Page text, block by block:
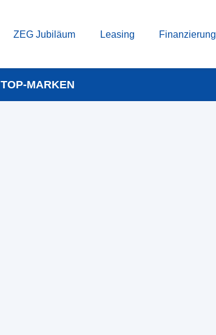
ZEG Jubiläum Leasing Finanzierung
TOP-MARKEN